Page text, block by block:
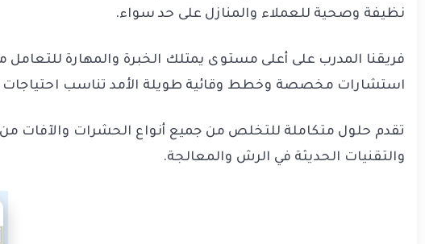
نظيفة وصحية للعملاء والمنازل على حد سواء.
فريقنا المدرب على أعلى مستوى يمتلك الخبرة والمهارة للتعامل
استشارات مخصصة وخطط وقائية طويلة الأمد تناسب
تقدم حلول متكاملة للتخلص من جميع أنواع الحشرات والآفات
والتقنيات الحديثة في الرش والمعالجة.